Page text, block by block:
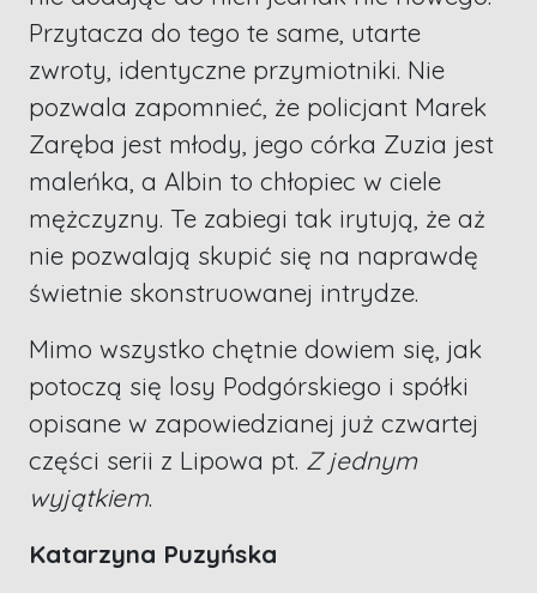
Przytacza do tego te same, utarte
zwroty, identyczne przymiotniki. Nie
pozwala zapomnieć, że policjant Marek
Zaręba jest młody, jego córka Zuzia jest
maleńka, a Albin to chłopiec w ciele
mężczyzny. Te zabiegi tak irytują, że aż
nie pozwalają skupić się na naprawdę
świetnie skonstruowanej intrydze.
Mimo wszystko chętnie dowiem się, jak
potoczą się losy Podgórskiego i spółki
opisane w zapowiedzianej już czwartej
części serii z Lipowa pt. Z jednym
wyjątkiem.
Katarzyna Puzyńska